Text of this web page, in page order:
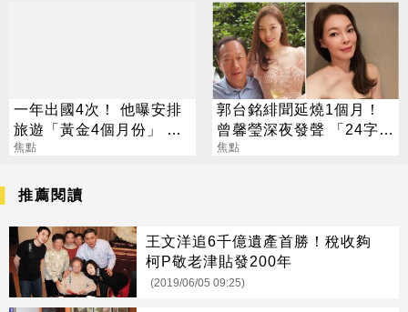
一年出國4次！ 他曝安排
旅遊「黃金4個月份」 卡
對整年活在期待中
焦點
郭台銘緋聞延燒1個月！
曾馨瑩深夜發聲 「24字」
吐盡最心繫的事
焦點
推薦閱讀
王文洋追6千億遺產首勝！稅收夠
柯P敬老津貼發200年
(2019/06/05 09:25)